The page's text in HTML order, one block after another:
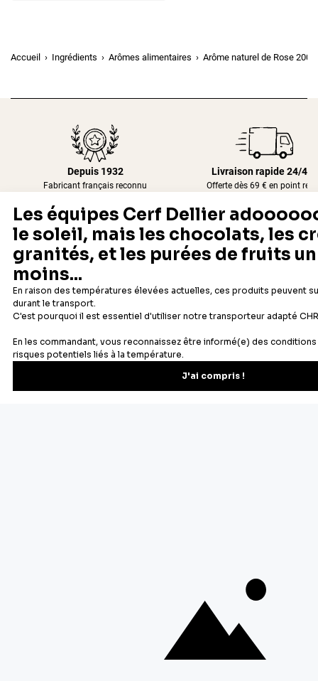
Accueil Ingrédients Arômes alimentaires Arôme naturel de Rose 200
Depuis 1932
Fabricant français reconnu
Livraison rapide 24/48h
Offerte dès 69 € en point
Newsletter
Recevez les recettes, astuces et offres spéciales.
S'inscrire
Contactez notre service client